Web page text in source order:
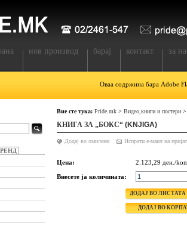
нов производ барај контакт за
Оваа содржина бара Adobe
Вие сте тука: Pride.mk > Видео,книги и постери
КНИГА ЗА „БОКС“ (KNJIGA)
Додај во омилени
Цена:
2.123,29 ден./
Внесете ја количината: